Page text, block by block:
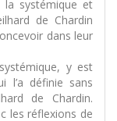
la systémique et
de Chardin
dans leur
y est
l’a définie sans
de Chardin.
les réflexions de